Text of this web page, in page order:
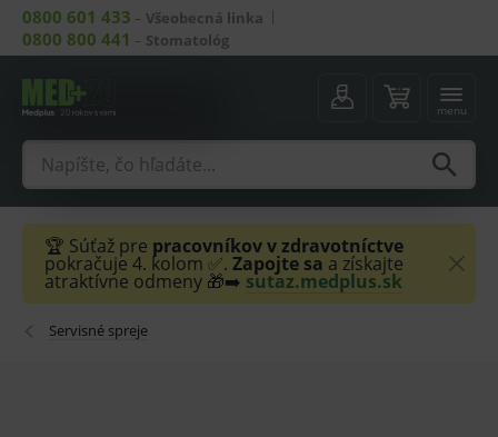
0800 601 433 – Všeobecná linka
0800 800 441 – Stomatológ
menu
🏆 Súťaž pre pracovníkov v zdravotníctve
pokračuje 4. kolom ✅. Zapojte sa a získajte
atraktívne odmeny 🎁➡️ sutaz.medplus.sk
Servisné spreje